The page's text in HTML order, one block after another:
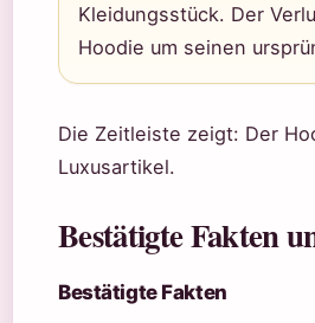
Kleidungsstück. Der
Hoodie um seinen
Die Zeitleiste zeigt: Der
Luxusartikel.
Bestätigte Fakten
Bestätigte Fakten